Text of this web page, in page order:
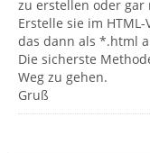
zu erstellen oder gar
Erstelle sie im
das dann als *.html
Die sicherste
Weg zu gehen.
Gruß